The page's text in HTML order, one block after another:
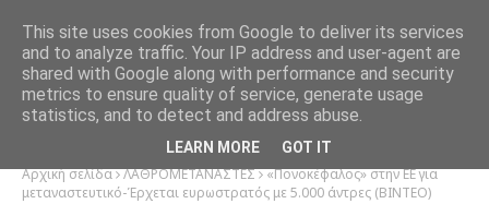
Αρχική σελίδα ΛΑΘΡΟΜΕΤΑΝΑΣΤΕΣ «Πονοκέφαλος» στην ΕΕ για
μεταναστευτικό-Έρχεται ευρωστρατός με 5.000 άντρες (ΒΙΝΤΕΟ)
This site uses cookies from Google to deliver its services
and to analyze traffic. Your IP address and user-agent are
shared with Google along with performance and security
metrics to ensure quality of service, generate usage
statistics, and to detect and address abuse.
LEARN MORE GOT IT